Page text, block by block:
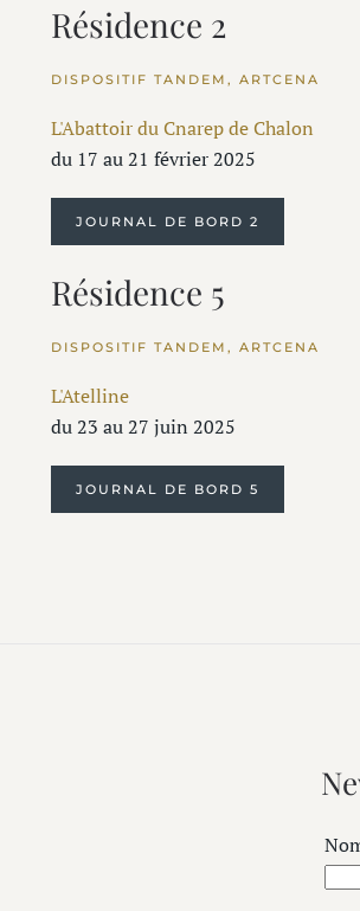
Résidence 2
DISPOSITIF TANDEM, ARTCENA
L'Abattoir du Cnarep de Chalon
du 17 au 21 février 2025
JOURNAL DE BORD 2
Résidence 5
DISPOSITIF TANDEM, ARTCENA
L'Atelline
du 23 au 27 juin 2025
JOURNAL DE BORD 5